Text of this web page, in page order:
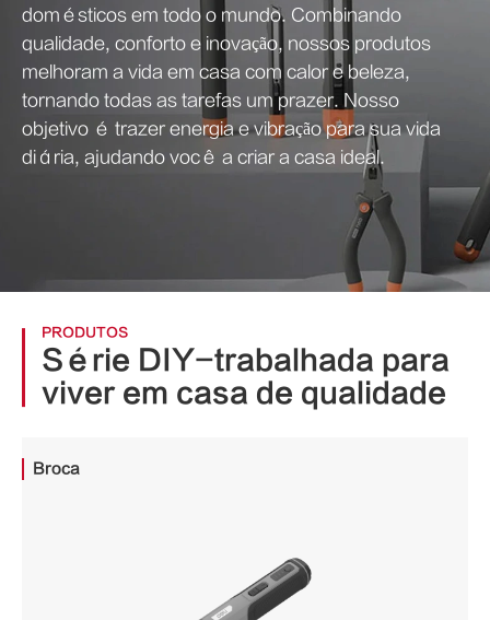
domésticos em todo o mundo. Combinando
qualidade, conforto e inovação, nossos produtos
melhoram a vida em casa com calor e beleza,
tornando todas as tarefas um prazer. Nosso
objetivo é trazer energia e vibração para sua vida
diária, ajudando você a criar a casa ideal.
PRODUTOS
Série DIY-trabalhada para
viver em casa de qualidade
Broca